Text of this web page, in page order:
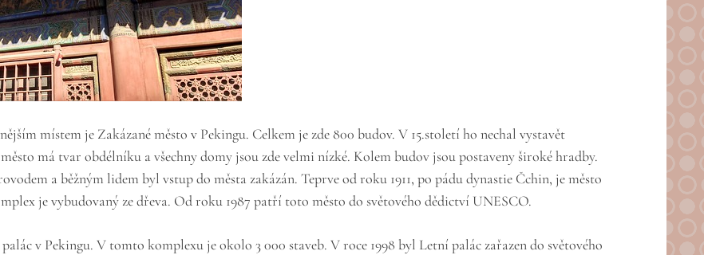
místem je Zakázané město v Pekingu. Celkem je zde 800 budov. V 15.století ho nechal vystavět
má tvar obdélníku a všechny domy jsou zde velmi nízké. Kolem budov jsou postaveny široké hradby.
a běžným lidem byl vstup do města zakázán. Teprve od roku 1911, po pádu dynastie Čchin, je město
je vybudovaný ze dřeva. Od roku 1987 patří toto město do světového dědictví UNESCO.
v Pekingu. V tomto komplexu je okolo 3 000 staveb. V roce 1998 byl Letní palác zařazen do světového